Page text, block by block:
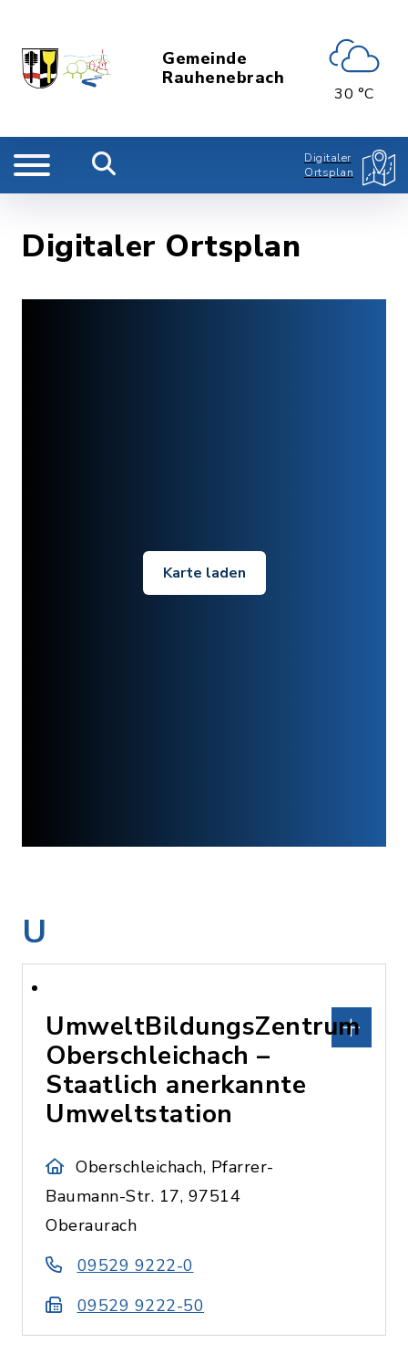
Gemeinde
Rauhenebrach
30 °C
Digitaler
Ortsplan
Digitaler Ortsplan
Karte laden
U
UmweltBildungsZentrum
Oberschleichach –
Staatlich anerkannte
Umweltstation
Oberschleichach, Pfarrer-
Baumann-Str. 17, 97514
Oberaurach
09529 9222-0
09529 9222-50